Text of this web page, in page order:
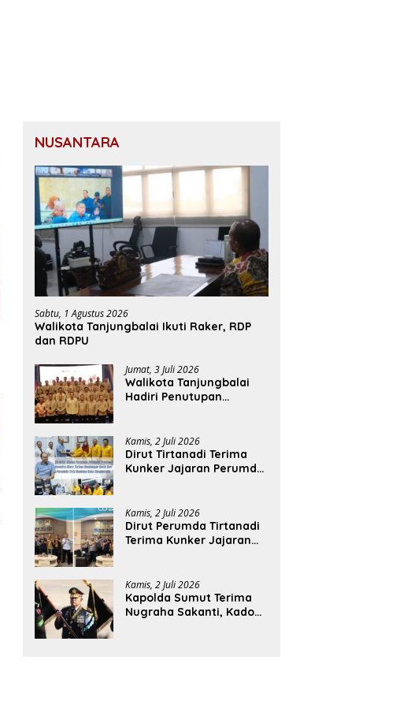
NUSANTARA
Sabtu, 1 Agustus 2026
Walikota Tanjungbalai Ikuti Raker, RDP
dan RDPU
Jumat, 3 Juli 2026
Walikota Tanjungbalai
Hadiri Penutupan
Kamis, 2 Juli 2026
Dirut Tirtanadi Terima
Kunker Jajaran Perumda
Kamis, 2 Juli 2026
Dirut Perumda Tirtanadi
Terima Kunker Jajaran
Kamis, 2 Juli 2026
Kapolda Sumut Terima
Nugraha Sakanti, Kado